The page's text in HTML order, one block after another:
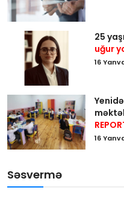
25
uğur
16
16
Səsvermə